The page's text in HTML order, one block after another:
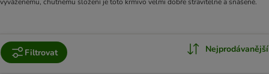
Filtrovat Nejprodávanější